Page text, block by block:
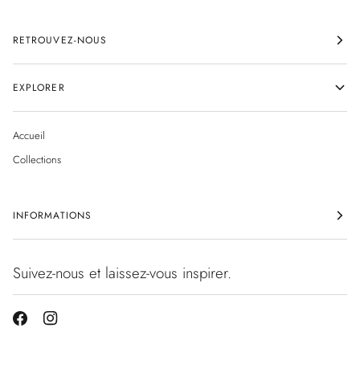
RETROUVEZ-NOUS
EXPLORER
Accueil
Collections
INFORMATIONS
Suivez-nous et laissez-vous inspirer.